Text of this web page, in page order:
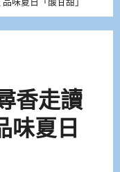
香走讀
味夏日